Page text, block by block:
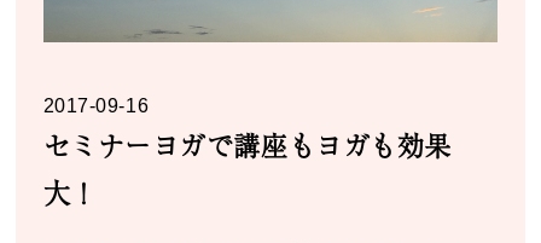
2017-09-16
セミナーヨガで講座もヨガも効果
大！